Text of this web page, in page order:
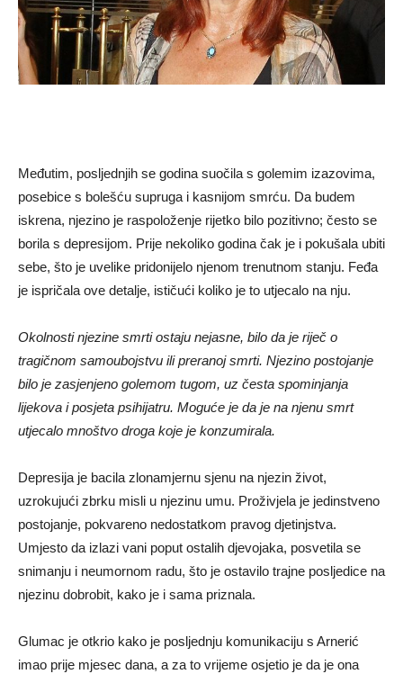
Međutim, posljednjih se godina suočila s golemim izazovima,
posebice s bolešću supruga i kasnijom smrću. Da budem
iskrena, njezino je raspoloženje rijetko bilo pozitivno; često se
borila s depresijom. Prije nekoliko godina čak je i pokušala ubiti
sebe, što je uvelike pridonijelo njenom trenutnom stanju. Feđa
je ispričala ove detalje, ističući koliko je to utjecalo na nju.
Okolnosti njezine smrti ostaju nejasne, bilo da je riječ o
tragičnom samoubojstvu ili preranoj smrti. Njezino postojanje
bilo je zasjenjeno golemom tugom, uz česta spominjanja
lijekova i posjeta psihijatru. Moguće je da je na njenu smrt
utjecalo mnoštvo droga koje je konzumirala.
Depresija je bacila zlonamjernu sjenu na njezin život,
uzrokujući zbrku misli u njezinu umu. Proživjela je jedinstveno
postojanje, pokvareno nedostatkom pravog djetinjstva.
Umjesto da izlazi vani poput ostalih djevojaka, posvetila se
snimanju i neumornom radu, što je ostavilo trajne posljedice na
njezinu dobrobit, kako je i sama priznala.
Glumac je otkrio kako je posljednju komunikaciju s Arnerić
imao prije mjesec dana, a za to vrijeme osjetio je da je ona